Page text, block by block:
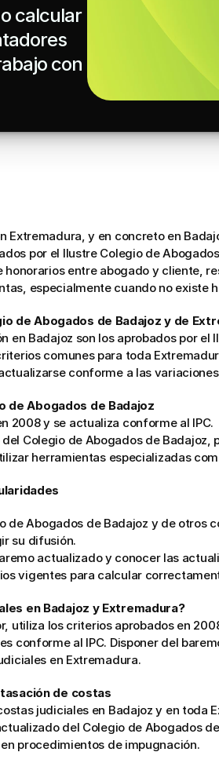
calcular
con
Extremadura, y en concreto en
por el Ilustre Colegio de
entre abogado y cliente,
especialmente cuando no existe
de Abogados de Badajoz y de
en Badajoz son los aprobados por el
comunes para toda
conforme a las
de Abogados de Badajoz
2008 y se actualiza conforme al IPC.
Colegio de Abogados de
herramientas especializadas
de Abogados de Badajoz y de otros
su difusión.
actualizado y conocer las
vigentes para calcular
en Badajoz y Extremadura?
utiliza los criterios aprobados en
conforme al IPC. Disponer del
en Extremadura.
de costas
judiciales en Badajoz y en toda
del Colegio de Abogados
procedimientos de impugnación.